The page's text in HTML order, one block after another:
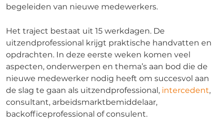
begeleiden van nieuwe medewerkers.
Het traject bestaat uit 15 werkdagen. De
uitzendprofessional krijgt praktische handvatten en
opdrachten. In deze eerste weken komen veel
aspecten, onderwerpen en thema’s aan bod die de
nieuwe medewerker nodig heeft om succesvol aan
de slag te gaan als uitzendprofessional, intercedent,
consultant, arbeidsmarktbemiddelaar,
backofficeprofessional of consulent.